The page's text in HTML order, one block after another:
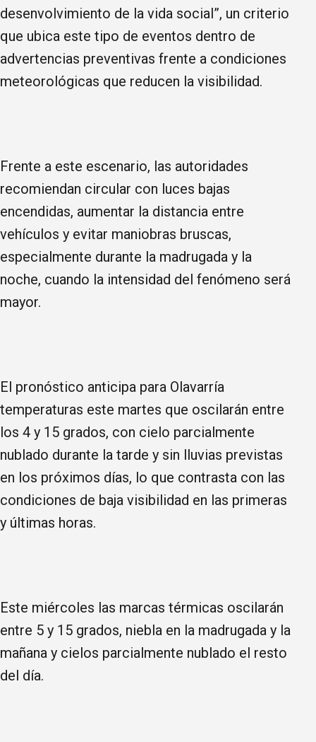
desenvolvimiento de la vida social”, un criterio
que ubica este tipo de eventos dentro de
advertencias preventivas frente a condiciones
meteorológicas que reducen la visibilidad.
Frente a este escenario, las autoridades
recomiendan circular con luces bajas
encendidas, aumentar la distancia entre
vehículos y evitar maniobras bruscas,
especialmente durante la madrugada y la
noche, cuando la intensidad del fenómeno será
mayor.
El pronóstico anticipa para Olavarría
temperaturas este martes que oscilarán entre
los 4 y 15 grados, con cielo parcialmente
nublado durante la tarde y sin lluvias previstas
en los próximos días, lo que contrasta con las
condiciones de baja visibilidad en las primeras
y últimas horas.
Este miércoles las marcas térmicas oscilarán
entre 5 y 15 grados, niebla en la madrugada y la
mañana y cielos parcialmente nublado el resto
del día.